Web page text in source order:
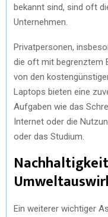
bekannt sind, sind oft
Unternehmen.
Privatpersonen,
die oft mit begrenztem
von den
Laptops bieten eine
Aufgaben wie das
Internet oder die
oder das Studium.
Ein weiterer wichtiger